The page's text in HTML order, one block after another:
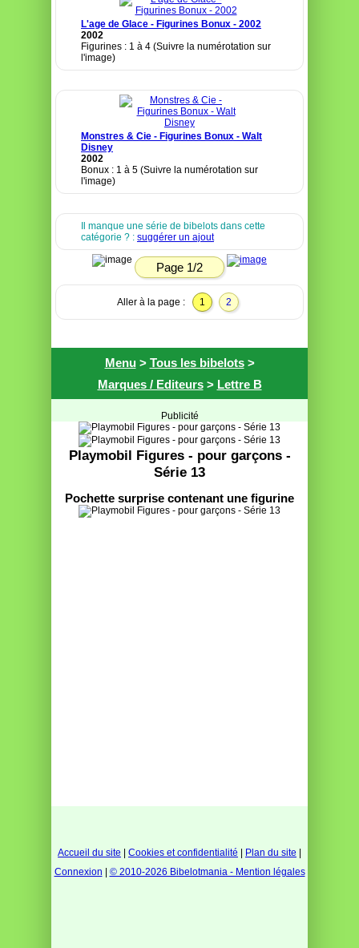
L'age de Glace - Figurines Bonux - 2002
2002
Figurines : 1 à 4 (Suivre la numérotation sur
l'image)
Monstres & Cie - Figurines Bonux - Walt
Disney
2002
Bonux : 1 à 5 (Suivre la numérotation sur
l'image)
Il manque une série de bibelots dans cette
catégorie ? : suggérer un ajout
Page 1/2
Aller à la page : 1 2
Menu> Tous les bibelots>
Marques / Editeurs> Lettre B
Publicité
Playmobil Figures - pour garçons -
Série 13
Pochette surprise contenant une figurine
Accueil du site Cookies et confidentialité Plan du site
Connexion
© 2010-2026 Bibelotmania - Mention légales